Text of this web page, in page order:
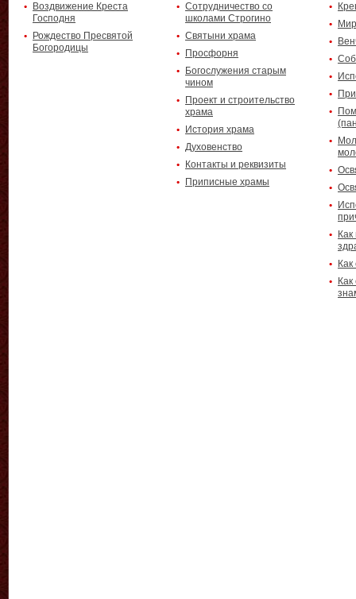
Воздвижение Креста
Господня
Рождество Пресвятой
Богородицы
Сотрудничество со
школами Строгино
Святыни храма
Просфорня
Богослужения старым
чином
Проект и строительство
храма
История храма
Духовенство
Контакты и реквизиты
Приписные храмы
Как